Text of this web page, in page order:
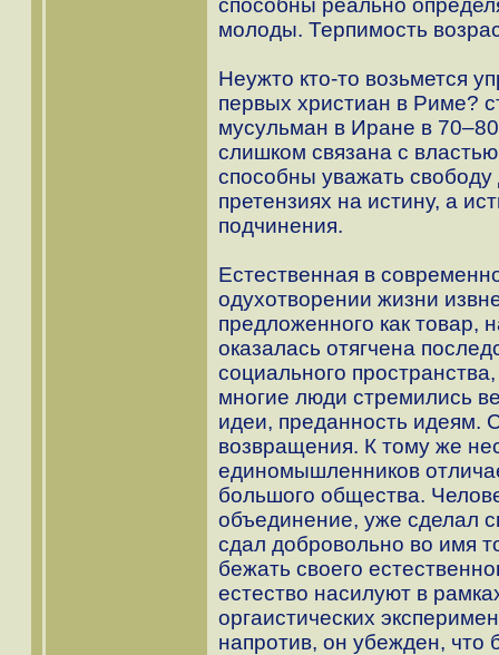
способны реально
молоды. Терпимость
Неужто кто-то возьмется
первых христиан в Риме?
мусульман в Иране в
слишком связана с
способны уважать свободу
претензиях на истину, а
подчинения.
Естественная в
одухотворении жизни
предложенного как товар,
оказалась отягчена
социального
многие люди стремились
идеи, преданность идеям.
возвращения. К тому же
единомышленников
большого общества.
объединение, уже сделал
сдал добровольно во имя
бежать своего
естество насилуют в
оргаистических
напротив, он убежден, что